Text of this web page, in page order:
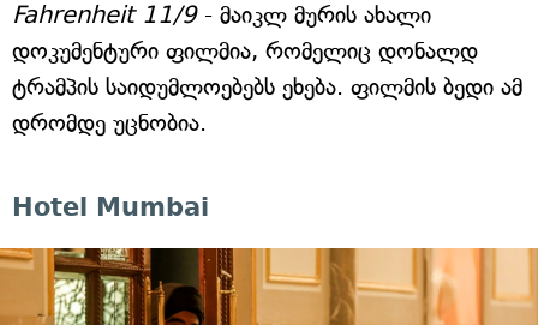
Fahrenheit 11/9- მაიკლ მურის ახალი
დოკუმენტური ფილმია, რომელიც დონალდ
ტრამპის საიდუმლოებებს ეხება. ფილმის ბედი ამ
დრომდე უცნობია.
Hotel Mumbai